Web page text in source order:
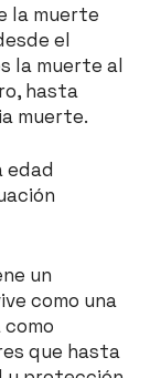
la muerte
el
la muerte al
hasta
muerte.
edad
un
como una
como
que hasta